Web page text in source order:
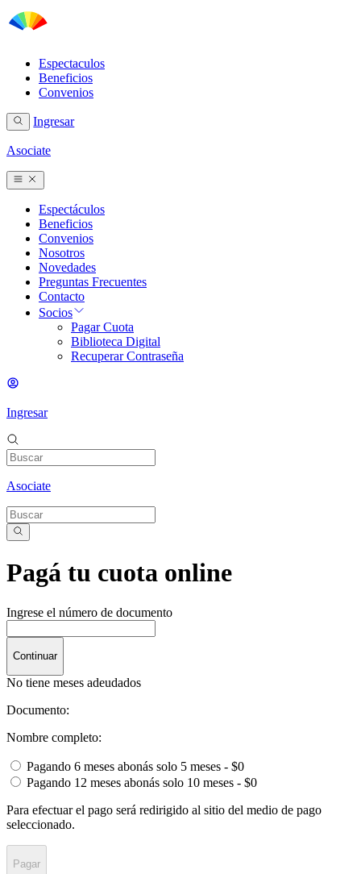
Espectaculos
Beneficios
Convenios
Ingresar
Asociate
Espectáculos
Beneficios
Convenios
Nosotros
Novedades
Preguntas Frecuentes
Contacto
Socios
Pagar Cuota
Biblioteca Digital
Recuperar Contraseña
Ingresar
Asociate
Pagá tu cuota online
Ingrese el número de documento
Continuar
No tiene meses adeudados
Documento:
Nombre completo:
Pagando 6 meses abonás solo 5 meses - $0
Pagando 12 meses abonás solo 10 meses - $0
Para efectuar el pago será redirigido al sitio del medio de pago
seleccionado.
Pagar